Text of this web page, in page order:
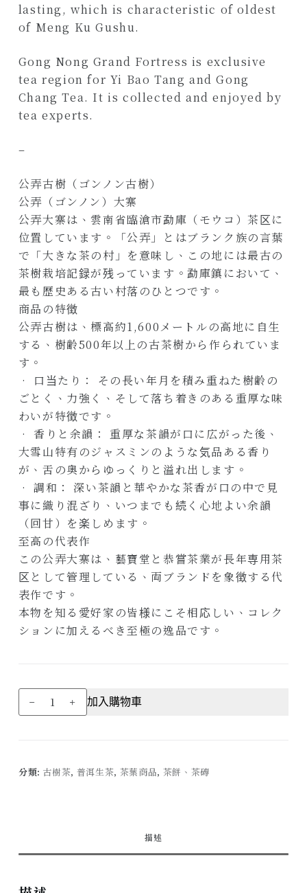
lasting, which is characteristic of oldest
of Meng Ku Gushu.
Gong Nong Grand Fortress is exclusive
tea region for Yi Bao Tang and Gong
Chang Tea. It is collected and enjoyed by
tea experts.
–
公弄古樹（ゴンノン古樹）
公弄（ゴンノン）大寨
公弄大寨は、雲南省臨滄市勐庫（モウコ）茶区に
位置しています。「公弄」とはブランク族の言葉
で「大きな茶の村」を意味し、この地には最古の
茶樹栽培記録が残っています。勐庫鎮において、
最も歴史ある古い村落のひとつです。
商品の特徴
公弄古樹は、標高約1,600メートルの高地に自生
する、樹齢500年以上の古茶樹から作られていま
す。
• 口当たり： その長い年月を積み重ねた樹齢の
ごとく、力強く、そして落ち着きのある重厚な味
わいが特徴です。
• 香りと余韻： 重厚な茶韻が口に広がった後、
大雪山特有のジャスミンのような気品ある香り
が、舌の奥からゆっくりと溢れ出します。
• 調和： 深い茶韻と華やかな茶香が口の中で見
事に織り混ざり、いつまでも続く心地よい余韻
（回甘）を楽しめます。
至高の代表作
この公弄大寨は、藝寶堂と恭嘗茶業が長年専用茶
区として管理している、両ブランドを象徴する代
表作です。
本物を知る愛好家の皆様にこそ相応しい、コレク
ションに加えるべき至極の逸品です。
2023
年
樹
Shu
加入購物車
分類: 古樹茶, 普洱生茶, 茶葉商品, 茶餅、茶磚
描述